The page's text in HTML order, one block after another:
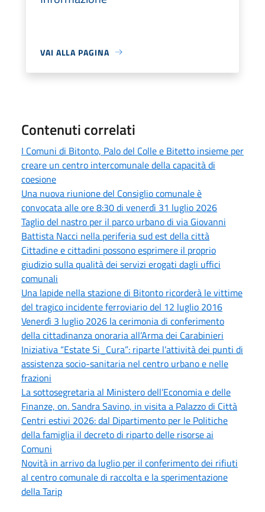
VAI ALLA PAGINA
Contenuti correlati
I Comuni di Bitonto, Palo del Colle e Bitetto insieme per
creare un centro intercomunale della capacità di
coesione
Una nuova riunione del Consiglio comunale è
convocata alle ore 8:30 di venerdì 31 luglio 2026
Taglio del nastro per il parco urbano di via Giovanni
Battista Nacci nella periferia sud est della città
Cittadine e cittadini possono esprimere il proprio
giudizio sulla qualità dei servizi erogati dagli uffici
comunali
Una lapide nella stazione di Bitonto ricorderà le vittime
del tragico incidente ferroviario del 12 luglio 2016
Venerdì 3 luglio 2026 la cerimonia di conferimento
della cittadinanza onoraria all’Arma dei Carabinieri
Iniziativa “Estate Si_Cura”: riparte l’attività dei punti di
assistenza socio-sanitaria nel centro urbano e nelle
frazioni
La sottosegretaria al Ministero dell’Economia e delle
Finanze, on. Sandra Savino, in visita a Palazzo di Città
Centri estivi 2026: dal Dipartimento per le Politiche
della famiglia il decreto di riparto delle risorse ai
Comuni
Novità in arrivo da luglio per il conferimento dei rifiuti
al centro comunale di raccolta e la sperimentazione
della Tarip